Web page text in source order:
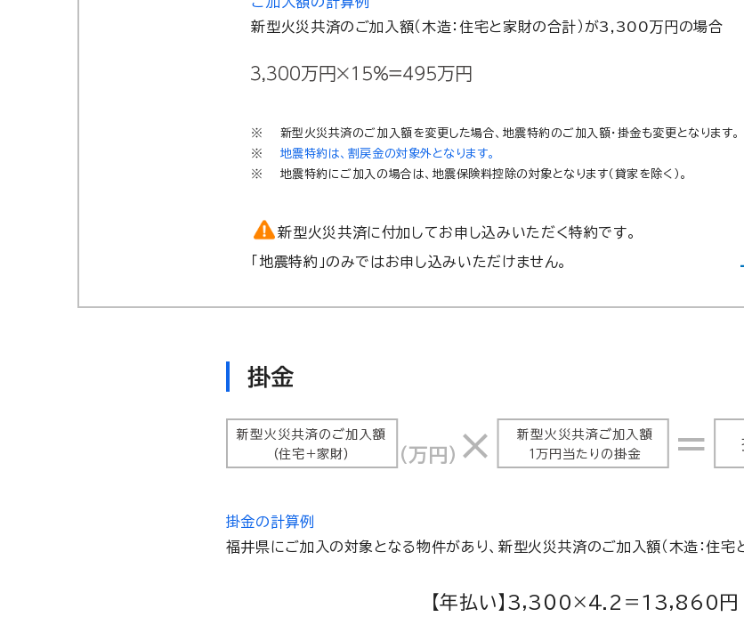
新型火災共済のご加入額（木造：住宅と家財の合計）が3,300万円の場合
新型火災共済のご加入額を変更した場合、地震特約のご加入額・掛金も変更となります。
地震特約は、割戻金の対象外となります。
地震特約にご加入の場合は、地震保険料控除の対象となります（貸家を除く）。
新型火災共済に付加してお申し込みいただく特約です。
「地震特約」のみではお申し込みいただけません。
掛金
掛金の計算例
福井県にご加入の対象となる物件があり、新型火災共済のご加入額（木造：住
【年払い】3,3０0×4.2＝13,860円